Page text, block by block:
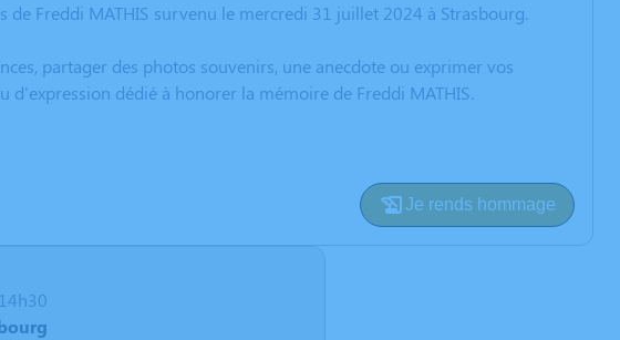
de Freddi MATHIS survenu le mercredi 31 juillet 2024 à Strasbourg.
partager des photos souvenirs, une anecdote ou exprimer vos
d'expression dédié à honorer la mémoire de Freddi MATHIS.
Je rends hommage